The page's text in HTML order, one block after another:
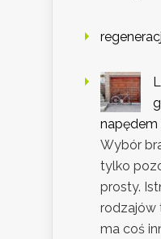
Wybór
tylko
prosty.
rodzajów
ma coś